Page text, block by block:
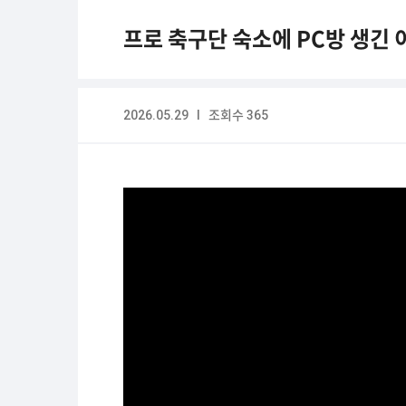
프로 축구단 숙소에 PC방 생긴
2026.05.29 I 조회수 365